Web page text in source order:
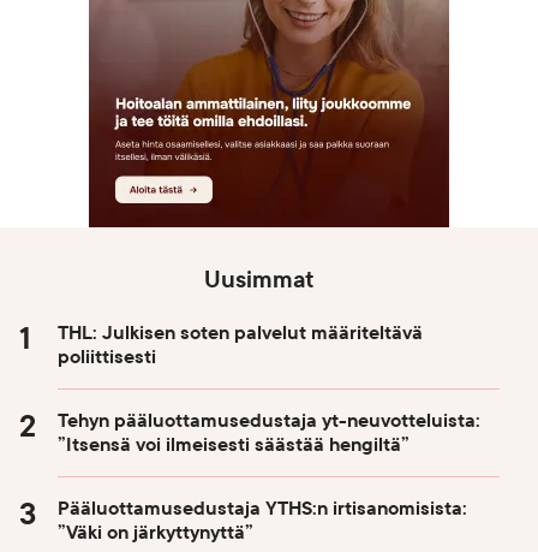
Uusimmat
THL: Julkisen soten palvelut määriteltävä
poliittisesti
Tehyn pääluottamusedustaja yt-neuvotteluista:
”Itsensä voi ilmeisesti säästää hengiltä”
Pääluottamusedustaja YTHS:n irtisanomisista:
”Väki on järkyttynyttä”